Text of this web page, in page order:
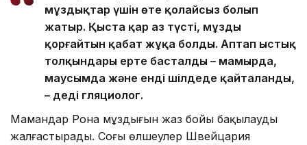
мұздықтар үшін өте қолайсыз болып
жатыр. Қыста қар аз түсті, мұзды
қорғайтын қабат жұқа болды. Аптап ыстық
толқындары ерте басталды – мамырда,
маусымда және енді шілдеде қайталанды,
– деді гляциолог.
Мамандар Рона мұздығын жаз бойы бақылауды
жалғастырады. Соңғы өлшеулер Швейцария